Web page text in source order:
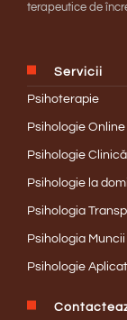
terapeutice de
Servicii
Psihoterapie
Psihologie Online
Psihologie Clinică
Psihologie la
Psihologia
Psihologia
Psihologie